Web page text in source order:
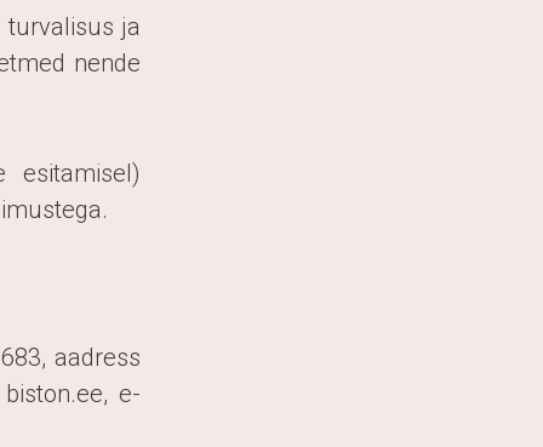
turvalisus ja
nende
esitamisel)
aadress
e-